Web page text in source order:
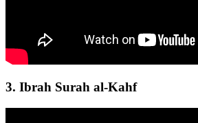
3. Ibrah Surah al-Kahf